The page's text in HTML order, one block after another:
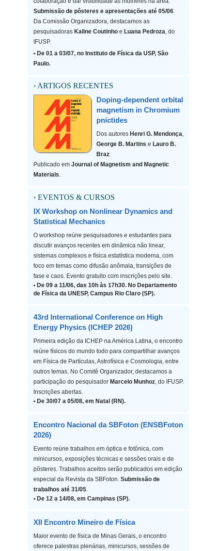
Submissão de pôsteres e apresentações até 05/06.
Da Comissão Organizadora, destacamos as
pesquisadoras Kaline Coutinhoe Luana Pedroza, do
IFUSP.
• De 01 a 03/07, no Instituto de Física da USP, São
Paulo.
› ARTIGOS RECENTES
Doping-dependent orbital
magnetism in Chromium
pnictides
Dos autoresHenri G. Mendonça,
George B. Martins e Lauro B.
Braz.
Publicado emJournal of Magnetism and Magnetic
Materials.
› EVENTOS & CURSOS
IX Workshop on Nonlinear Dynamics and
Statistical Mechanics
O workshop reúne pesquisadores e estudantes para
discutir avanços recentes em dinâmica não linear,
sistemas complexos e física estatística moderna, com
foco em temas como difusão anômala, transições de
fase e caos. Evento gratuito com inscrições pelo site.
• De 09 a 11/06, das 10h às 17h30. No Departamento
de Física da UNESP, Campus Rio Claro (SP).
43rd International Conference on High
Energy Physics (ICHEP 2026)
Primeira edição da ICHEP na América Latina, o encontro
reúne físicos do mundo todo para compartilhar avanços
em Física de Partículas, Astrofísica e Cosmologia, entre
outros temas. No Comitê Organizador, destacamos a
participação do pesquisador Marcelo Munhoz, do IFUSP.
Inscrições abertas.
• De 30/07 a 05/08, em Natal (RN).
Encontro Nacional da SBFoton (ENSBFoton
2026)
Evento reúne trabalhos em óptica e fotônica, com
minicursos, exposições técnicas e sessões orais e de
pôsteres. Trabalhos aceitos serão publicados em edição
especial da Revista da SBFoton. Submissão de
trabalhos até 31/05.
• De 12 a 14/08, em Campinas (SP).
XII Encontro Mineiro de Física
Maior evento de física de Minas Gerais, o encontro
oferece palestras plenárias, minicursos, sessões de